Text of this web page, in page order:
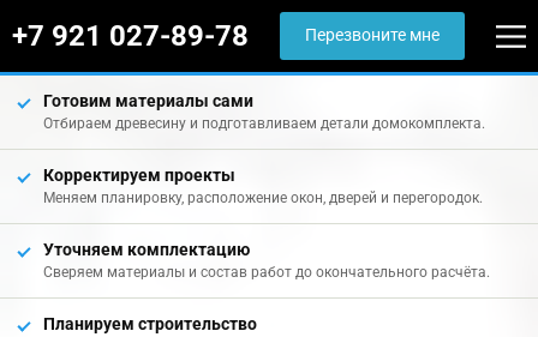
+7 921 027-89-78 Перезвоните мне
Готовим материалы сами
Отбираем древесину и подготавливаем детали домокомплекта.
Корректируем проекты
Меняем планировку, расположение окон, дверей и перегородок.
Уточняем комплектацию
Сверяем материалы и состав работ до окончательного расчёта.
Планируем строительство